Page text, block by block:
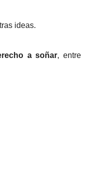
ideas.
a soñar, entre